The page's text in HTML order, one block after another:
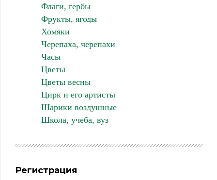
Флаги, гербы
Фрукты, ягоды
Хомяки
Черепаха, черепахи
Часы
Цветы
Цветы весны
Цирк и его артисты
Шарики воздушные
Школа, учеба, вуз
Регистрация